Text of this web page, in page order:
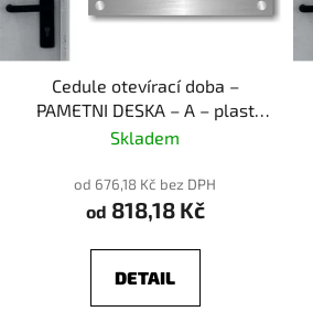
Cedule otevírací doba –
PAMETNI DESKA – A – plast
(piktogram)
Skladem
od 676,18 Kč bez DPH
od 818,18 Kč
DETAIL